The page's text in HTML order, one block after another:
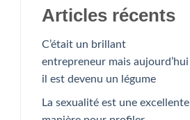
Articles récents
C’était un brillant
entrepreneur mais aujourd’hui
il est devenu un légume
La sexualité est une excellente